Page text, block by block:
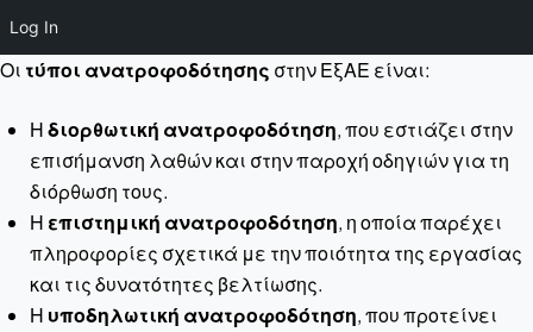
Log In
Οι τύποι ανατροφοδότησης στην ΕξΑΕ είναι:
Ηδιορθωτική ανατροφοδότηση, που εστιάζει στην
επισήμανση λαθών και στην παροχή οδηγιών για τη
διόρθωση τους.
Η επιστημική ανατροφοδότηση, η οποία παρέχει
πληροφορίες σχετικά με την ποιότητα της εργασίας
και τις δυνατότητες βελτίωσης.
Η υποδηλωτική ανατροφοδότηση, που προτείνει